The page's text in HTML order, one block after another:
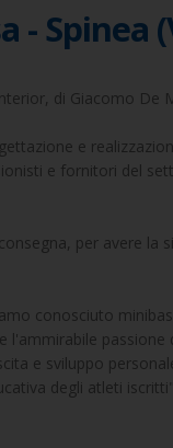
- Spinea
di Giacomo De
e
e fornitori del
per avere la
conosciuto
l'ammirabile passione
e sviluppo
degli atleti iscritti"